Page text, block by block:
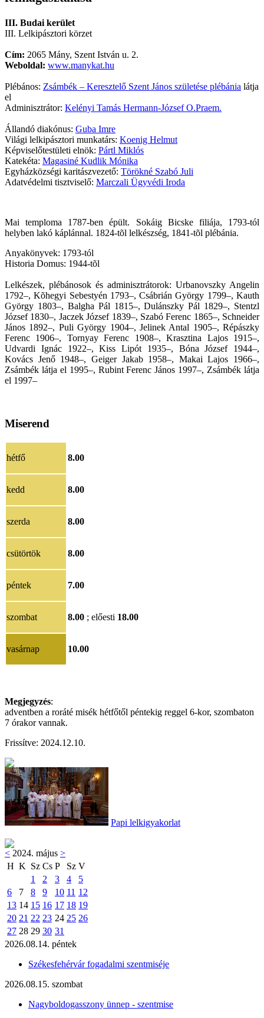
III. Budai kerület
III. Lelkipásztori körzet
Cím: 2065 Mány, Szent István u. 2.
Weboldal: www.manykat.hu
Plébános: Zsámbék – Keresztelő Szent János születése plébánia látja
el
Adminisztrátor: Kelényi Tamás Hermann-József O.Praem.
Állandó diakónus: Guba Imre
Világi lelkipásztori munkatárs: Koenig Helmut
Képviselőtestületi elnök: Pártl Miklós
Katekéta: Magasiné Kudlik Mónika
Egyházközségi karitászvezető: Törökné Szabó Juli
Adatvédelmi tisztviselő: Marczali Ügyvédi Iroda
Mai temploma 1787-ben épült. Sokáig Bicske filiája, 1793-tól
helyben lakó káplánnal. 1824-tõl lelkészség, 1841-tõl plébánia.
Anyakönyvek: 1793-tól
Historia Domus: 1944-tõl
Lelkészek, plébánosok és adminisztrátorok: Urbanovszky Angelin
1792–, Kõhegyi Sebestyén 1793–, Csábrián György 1799–, Kauth
György 1803–, Balgha Pál 1815–, Dulánszky Pál 1829–, Stentzl
József 1830–, Jaczek József 1839–, Szabó Ferenc 1865–, Schneider
János 1892–, Puli György 1904–, Jelinek Antal 1905–, Répászky
Ferenc 1906–, Tornyay Ferenc 1908–, Krasztina Lajos 1915–,
Udvardi Ignác 1922–, Kiss Lipót 1935–, Bóna József 1944–,
Kovács Jenő 1948–, Geiger Jakab 1958–, Makai Lajos 1966–,
Zsámbék látja el 1995–, Rubint Ferenc János 1997–, Zsámbék látja
el 1997–
Miserend
hétfő 8.00
kedd 8.00
szerda 8.00
csütörtök 8.00
péntek 7.00
szombat 8.00 ; előesti 18.00
vasárnap 10.00
Megjegyzés:
adventben a roráté misék hétfőtől péntekig reggel 6-kor, szombaton
7 órakor vannak.
Frissítve: 2024.12.10.
Papi lelkigyakorlat
< 2024. május >
H K Sz Cs P Sz V
1
2 3 4
5
6
7 8 9 10 11 12
13 14 15 16 17 18 19
20 21 22 23 24 25 26
27 28 29 30 31
2026.08.14. péntek
Székesfehérvár fogadalmi szentmiséje
2026.08.15. szombat
Nagyboldogasszony ünnep - szentmise